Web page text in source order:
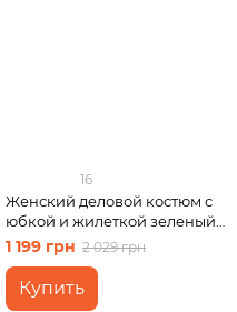
16
Женский деловой костюм с
юбкой и жилеткой зеленый
Merlini Ларете 100001443
размер L-XL
1 199 грн 2 029 грн
Купить